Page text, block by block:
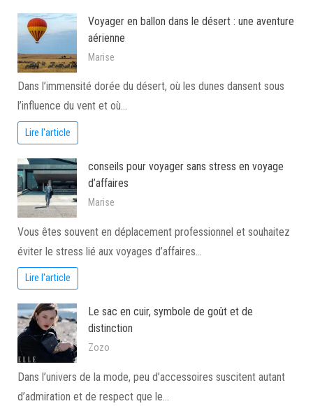
Voyager en ballon dans le désert : une aventure
aérienne
Marise
Dans l’immensité dorée du désert, où les dunes dansent sous
l’influence du vent et où…
Lire l'article
conseils pour voyager sans stress en voyage
d’affaires
Marise
Vous êtes souvent en déplacement professionnel et souhaitez
éviter le stress lié aux voyages d’affaires…
Lire l'article
Le sac en cuir, symbole de goût et de
distinction
Zozo
Dans l’univers de la mode, peu d’accessoires suscitent autant
d’admiration et de respect que le…